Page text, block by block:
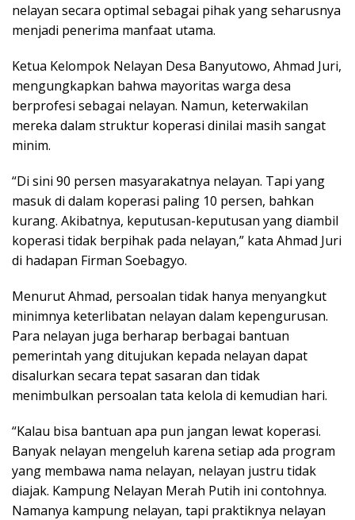
nelayan secara optimal sebagai pihak yang seharusnya
menjadi penerima manfaat utama.
Ketua Kelompok Nelayan Desa Banyutowo, Ahmad Juri,
mengungkapkan bahwa mayoritas warga desa
berprofesi sebagai nelayan. Namun, keterwakilan
mereka dalam struktur koperasi dinilai masih sangat
minim.
“Di sini 90 persen masyarakatnya nelayan. Tapi yang
masuk di dalam koperasi paling 10 persen, bahkan
kurang. Akibatnya, keputusan-keputusan yang diambil
koperasi tidak berpihak pada nelayan,” kata Ahmad Juri
di hadapan Firman Soebagyo.
Menurut Ahmad, persoalan tidak hanya menyangkut
minimnya keterlibatan nelayan dalam kepengurusan.
Para nelayan juga berharap berbagai bantuan
pemerintah yang ditujukan kepada nelayan dapat
disalurkan secara tepat sasaran dan tidak
menimbulkan persoalan tata kelola di kemudian hari.
“Kalau bisa bantuan apa pun jangan lewat koperasi.
Banyak nelayan mengeluh karena setiap ada program
yang membawa nama nelayan, nelayan justru tidak
diajak. Kampung Nelayan Merah Putih ini contohnya.
Namanya kampung nelayan, tapi praktiknya nelayan